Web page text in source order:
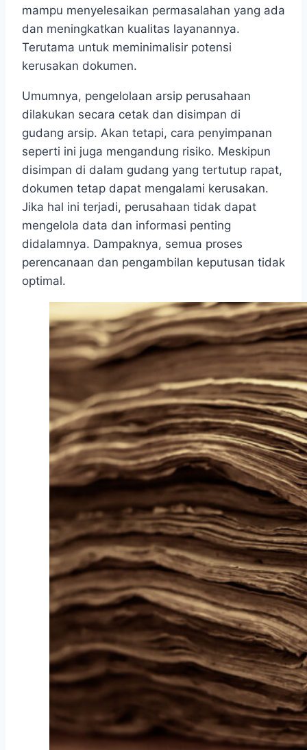
mampu menyelesaikan permasalahan yang ada
dan meningkatkan kualitas layanannya.
Terutama untuk meminimalisir potensi
kerusakan dokumen.
Umumnya, pengelolaan arsip perusahaan
dilakukan secara cetak dan disimpan di
gudang arsip. Akan tetapi, cara penyimpanan
seperti ini juga mengandung risiko. Meskipun
disimpan di dalam gudang yang tertutup rapat,
dokumen tetap dapat mengalami kerusakan.
Jika hal ini terjadi, perusahaan tidak dapat
mengelola data dan informasi penting
didalamnya. Dampaknya, semua proses
perencanaan dan pengambilan keputusan tidak
optimal.